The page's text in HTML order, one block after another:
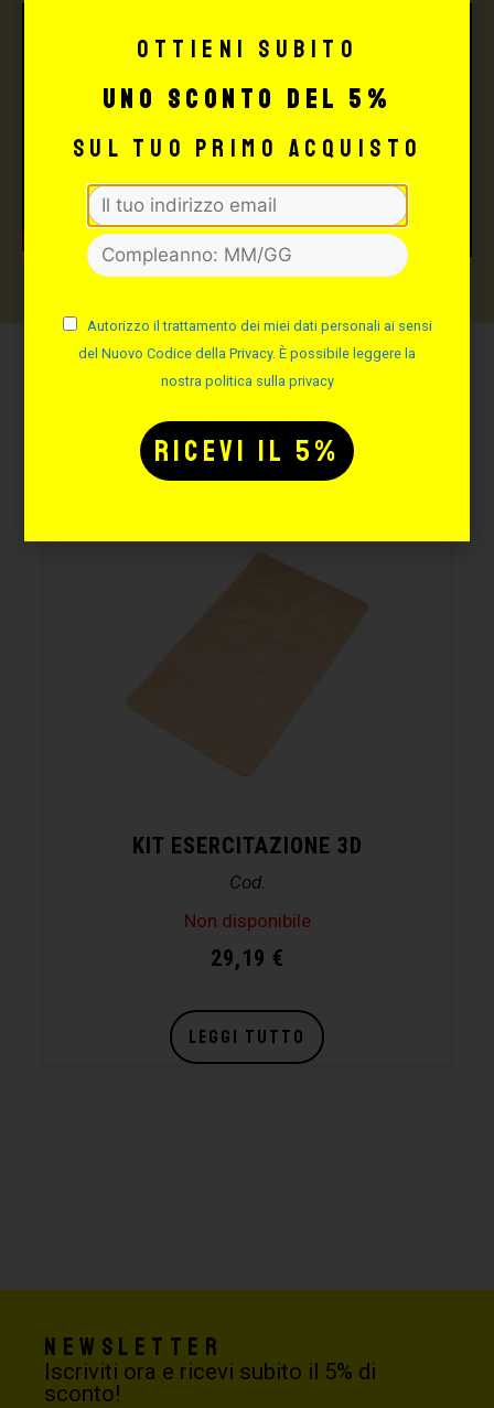
Potrebbe interessarti
anche:
KIT ESERCITAZIONE 3D
Cod.
Non disponibile
29,19 €
LEGGI TUTTO
Newsletter
Iscriviti ora e ricevi subito il 5% di
sconto!
Ottieni subito
uno sconto del 5%
sul tuo primo acquisto
Autorizzo il trattamento dei miei dati personali ai sensi
del Nuovo Codice della Privacy. È possibile leggere la
nostra politica sulla privacy